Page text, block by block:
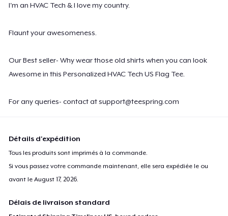
I'm an HVAC Tech & I love my country.
Flaunt your awesomeness.
Our Best seller- Why wear those old shirts when you can look
Awesome in this Personalized HVAC Tech US Flag Tee.
For any queries- contact atsupport@teespring.com
Détails d'expédition
Tous les produits sont imprimés à la commande.
Si vous passez votre commande maintenant, elle sera expédiée le ou
avant leAugust 17, 2026.
Délais de livraison standard